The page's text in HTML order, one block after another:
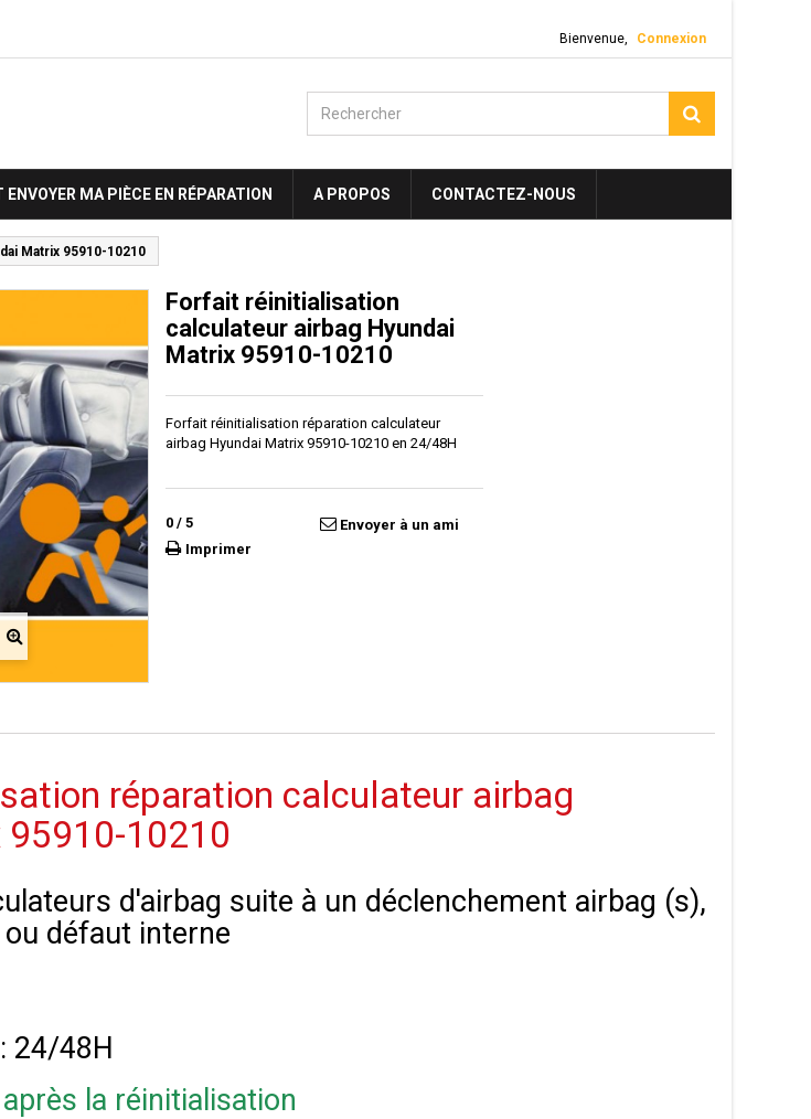
Bienvenue, Connexion
MA PIÈCE EN RÉPARATION A PROPOS CONTACTEZ-NOUS
Matrix 95910-10210
Forfait réinitialisation
calculateur airbag Hyundai
Matrix 95910-10210
Forfait réinitialisation réparation calculateur
airbag Hyundai Matrix 95910-10210 en 24/48H
0 / 5
Envoyer à un ami
Imprimer
réparation calculateur airbag
10210
d'airbag suite à un déclenchement airbag (s),
défaut interne
24/48H
la réinitialisation